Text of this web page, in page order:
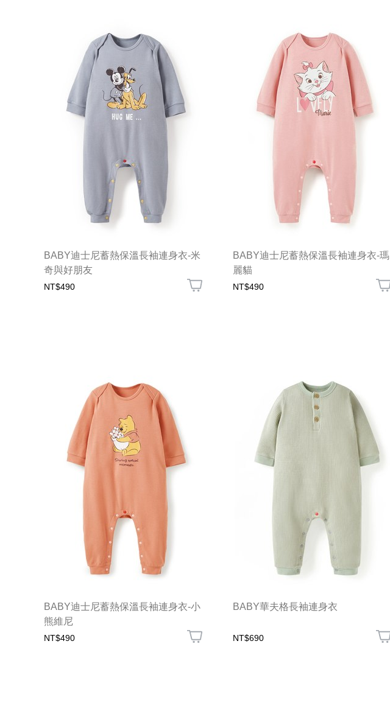
BABY迪士尼蓄熱保溫長袖連身衣-米
奇與好朋友
NT$490
BABY迪士尼蓄熱保溫長袖連身衣-瑪
麗貓
NT$490
BABY迪士尼蓄熱保溫長袖連身衣-小
熊維尼
NT$490
BABY華夫格長袖連身衣
NT$690